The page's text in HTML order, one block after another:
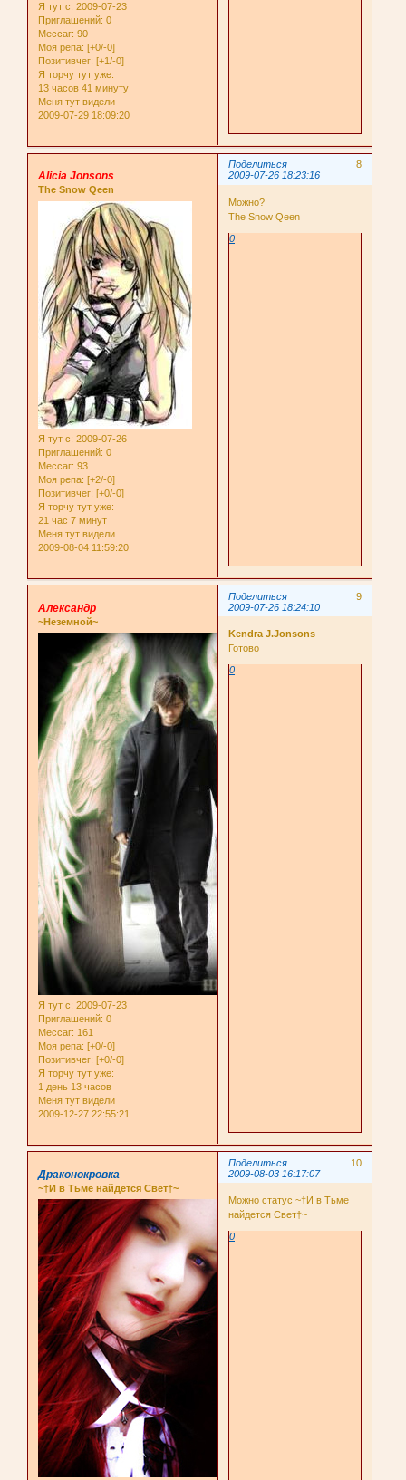
Я тут с: 2009-07-23
Приглашений: 0
Мессаг: 90
Моя репа: [+0/-0]
Позитивчег: [+1/-0]
Я торчу тут уже:
13 часов 41 минуту
Меня тут видели
2009-07-29 18:09:20
Поделиться
8
2009-07-26 18:23:16
Alicia Jonsons
The Snow Qeen
Я тут с: 2009-07-26
Приглашений: 0
Мессаг: 93
Моя репа: [+2/-0]
Позитивчег: [+0/-0]
Я торчу тут уже:
21 час 7 минут
Меня тут видели
2009-08-04 11:59:20
Можно?
The Snow Qeen
0
Поделиться
9
2009-07-26 18:24:10
Александр
~Неземной~
Я тут с: 2009-07-23
Приглашений: 0
Мессаг: 161
Моя репа: [+0/-0]
Позитивчег: [+0/-0]
Я торчу тут уже:
1 день 13 часов
Меня тут видели
2009-12-27 22:55:21
Kendra J.Jonsons
Готово
0
Поделиться
10
2009-08-03 16:17:07
Драконокровка
~†И в Тьме найдется Свет†~
Можно статус ~†И в Тьме
найдется Свет†~
0